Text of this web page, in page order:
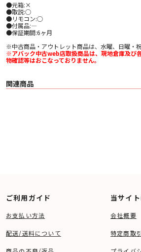
●元箱:×
●取説:○
●リモコン:○
●付属品:―
●保証期間:6ヶ月
※中古商品・アウトレット商品は、水曜、日曜・
※アバック中古web店取扱商品は、現地倉庫及び
物確認等はおこなっておりません。
関連商品
ご利用ガイド
お支払い方法
配送/送料について
当サイ
会社概要
特定商取